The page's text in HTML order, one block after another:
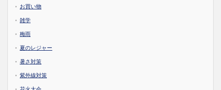
お買い物
雑学
梅雨
夏のレジャー
暑さ対策
紫外線対策